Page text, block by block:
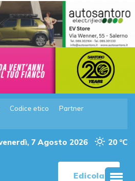
Codice etico
Partner
7 Agosto 2026 20 °C
Edicola